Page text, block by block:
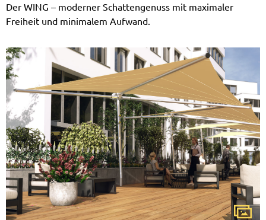
Der WING – moderner Schattengenuss mit maximaler
Freiheit und minimalem Aufwand.